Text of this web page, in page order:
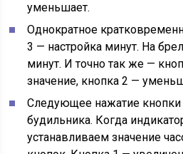
уменьшает.
Однократное
3 — настройка минут. На
минут. И точно так же —
значение, кнопка 2 —
Следующее нажатие
будильника. Когда
устанавливаем значение